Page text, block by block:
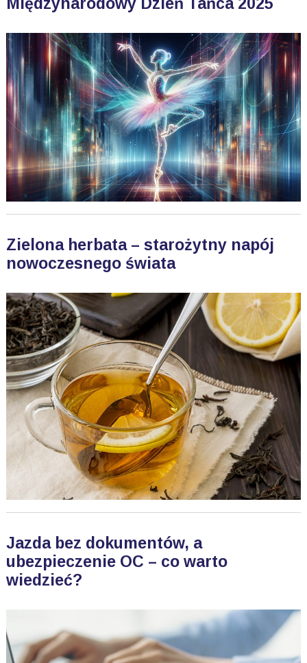
Zielona herbata – starożytny napój
nowoczesnego świata
Jazda bez dokumentów, a
ubezpieczenie OC – co warto
wiedzieć?